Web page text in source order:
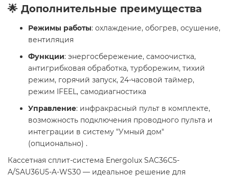
🌟 Дополнительные преимущества
Режимы работы: охлаждение, обогрев, осушение,
вентиляция
Функции: энергосбережение, самоочистка,
антигрибковая обработка, турборежим, тихий
режим, горячий запуск, 24-часовой таймер,
режим IFEEL, самодиагностика
Управление: инфракрасный пульт в комплекте,
возможность подключения проводного пульта и
интеграции в систему "Умный дом"
(опционально) .
Кассетная сплит-система Energolux SAC36C5-
A/SAU36U5-A-WS30 — идеальное решение для